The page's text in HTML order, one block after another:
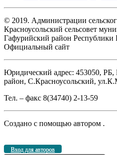
© 2019. Администрации
Красноусольский сельсовет
Гафурийский район Республики
Официальный сайт
Юридический адрес: 453050, РБ,
район, С.Красноусольский,
Тел. – факс 8(34740) 2-13-59
Создано с помощью автором .
Вход для авторов